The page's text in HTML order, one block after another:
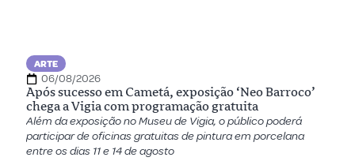
ARTE
06/08/2026
Após sucesso em Cametá, exposição ‘Neo Barroco’
chega a Vigia com programação gratuita
Além da exposição no Museu de Vigia, o público poderá
participar de oficinas gratuitas de pintura em porcelana
entre os dias 11 e 14 de agosto